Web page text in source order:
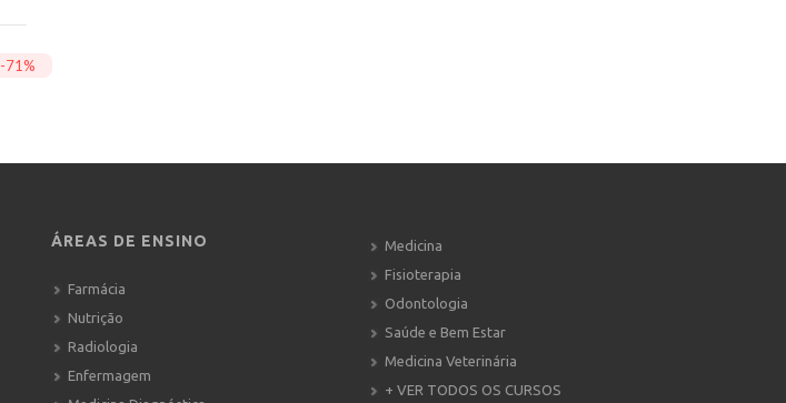
-71%
ÁREAS DE ENSINO
Farmácia
Nutrição
Radiologia
Enfermagem
Medicina
Fisioterapia
Odontologia
Saúde e Bem Estar
Medicina Veterinária
+ VER TODOS OS CURSOS